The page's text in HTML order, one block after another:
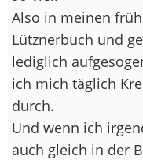
Also in meinen
Lütznerbuch und
lediglich
ich mich täglich
durch.
Und wenn ich
auch gleich in der